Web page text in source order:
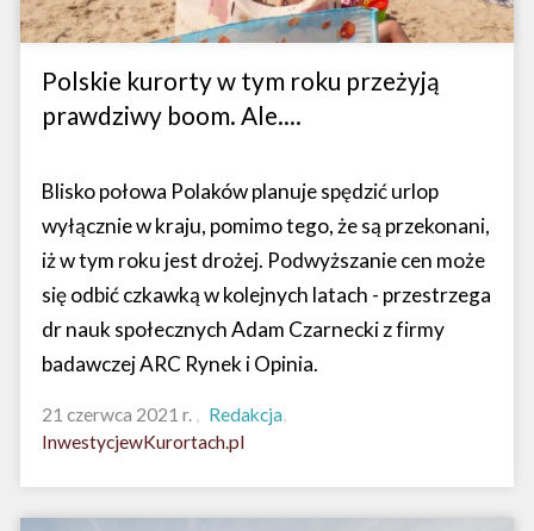
Polskie kurorty w tym roku przeżyją
prawdziwy boom. Ale....
Blisko połowa Polaków planuje spędzić urlop
wyłącznie w kraju, pomimo tego, że są przekonani,
iż w tym roku jest drożej. Podwyższanie cen może
się odbić czkawką w kolejnych latach - przestrzega
dr nauk społecznych Adam Czarnecki z firmy
badawczej ARC Rynek i Opinia.
21 czerwca 2021 r.
Redakcja
InwestycjewKurortach.pl